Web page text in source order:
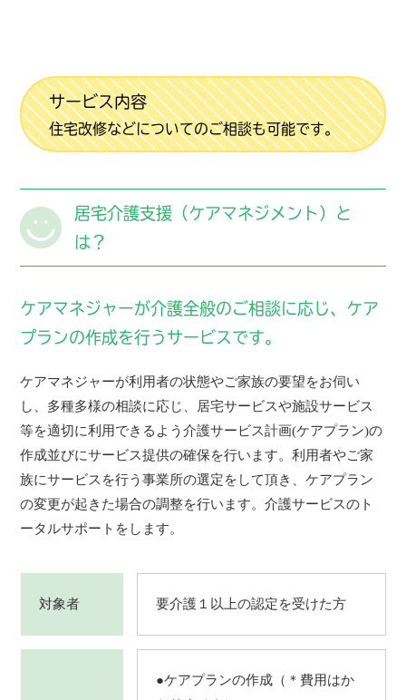
サービス内容
住宅改修などについてのご相談も可能です。
居宅介護支援（ケアマネジメント）と
は？
ケアマネジャーが介護全般のご相談に応じ、ケア
プランの作成を行うサービスです。
ケアマネジャーが利用者の状態やご家族の要望をお伺い
し、多種多様の相談に応じ、居宅サービスや施設サービス
等を適切に利用できるよう介護サービス計画(ケアプラン)の
作成並びにサービス提供の確保を行います。利用者やご家
族にサービスを行う事業所の選定をして頂き、ケアプラン
の変更が起きた場合の調整を行います。介護サービスのト
ータルサポートをします。
対象者 要介護１以上の認定を受けた方
●ケアプランの作成（＊費用はか